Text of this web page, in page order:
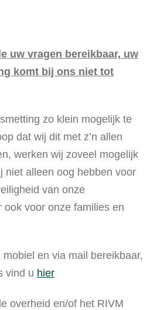
uw vragen bereikbaar, uw
komt bij ons niet tot
zo klein mogelijk te
dat wij dit met z’n allen
werken wij zoveel mogelijk
niet alleen oog hebben voor
van onze
ook voor onze families en
en via mail bereikbaar,
vind u hier
overheid en/of het RIVM